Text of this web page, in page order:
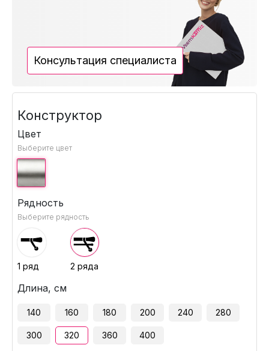
Консультация специалиста
Конструктор
Цвет
Выберите цвет
Рядность
Выберите рядность
1 ряд 2 ряда
Длина, см
140 160 180 200 240 280
300 320 360 400